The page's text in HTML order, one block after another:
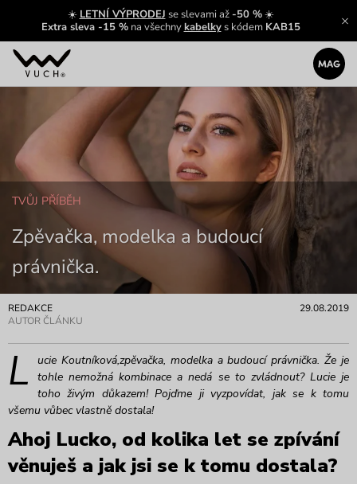
☀️ LETNÍ VÝPRODEJ se slevami až -50 %☀️
Extra sleva -15 %na všechnykabelkys kódem KAB15
TVŮJ PŘÍBĚH
Zpěvačka, modelka a budoucí
právnička.
29.08.2019
REDAKCE
AUTOR ČLÁNKU
L
ucie Koutníková,zpěvačka, modelka a budoucí právnička. Že je
tohle nemožná kombinace a nedá se to zvládnout? Lucie je
toho živým důkazem! Pojďme ji vyzpovídat, jak se k tomu
všemu vůbec vlastně dostala!
Ahoj Lucko, od kolika let se zpívání
věnuješ a jak jsi se k tomu dostala?